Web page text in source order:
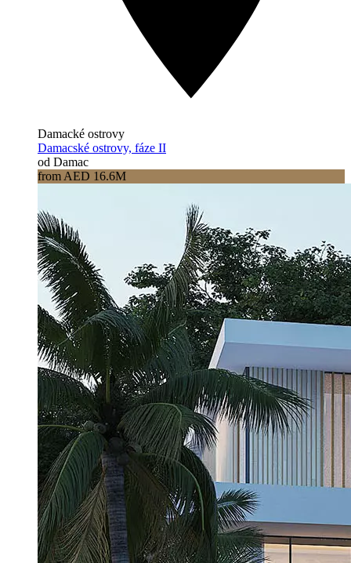
Damacké ostrovy
Damacské ostrovy, fáze II
od Damac
from AED 16.6M